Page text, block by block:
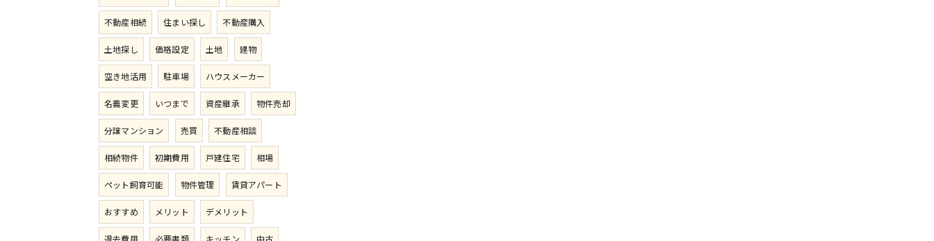
不動産相続 住まい探し 不動産購入
土地探し 価格設定 土地 建物
空き地活用 駐車場 ハウスメーカー
名義変更 いつまで 資産継承 物件売却
分譲マンション 売買 不動産相談
相続物件 初期費用 戸建住宅 相場
ペット飼育可能 物件管理 賃貸アパート
おすすめ メリット デメリット
退去費用 必要書類 キッチン 中古